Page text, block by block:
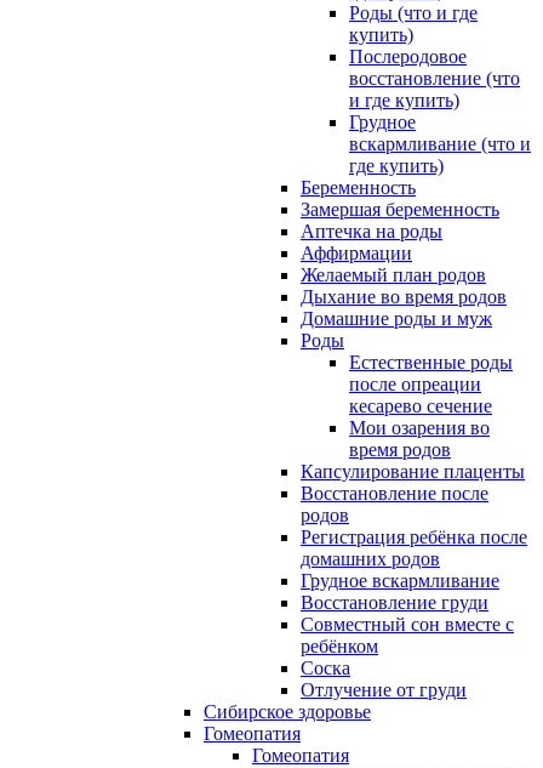
Роды (что и где
купить)
Послеродовое
восстановление (что
и где купить)
Грудное
вскармливание (что и
где купить)
Беременность
Замершая беременность
Аптечка на роды
Аффирмации
Желаемый план родов
Дыхание во время родов
Домашние роды и муж
Роды
Естественные роды
после опреации
кесарево сечение
Мои озарения во
время родов
Капсулирование плаценты
Восстановление после
родов
Регистрация ребёнка после
домашних родов
Грудное вскармливание
Восстановление груди
Совместный сон вместе с
ребёнком
Соска
Отлучение от груди
Сибирское здоровье
Гомеопатия
Гомеопатия